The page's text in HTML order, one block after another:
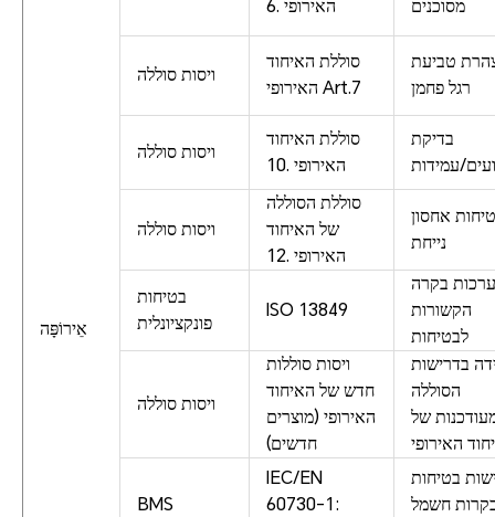
אֵירוֹפָּה
האירופי .6 מסוכנים
ויסות סוללה
סוללת האיחוד
האירופי Art.7
טביעת
רגל פחמן
ויסות סוללה
סוללת האיחוד
האירופי .10
בדיקת
עמידות
ויסות סוללה
סוללת הסוללה
של האיחוד
האירופי .12
אחסון
נייחת
בטיחות
פונקציונלית
ISO 13849
בקרה
הקשורות
לבטיחות
ויסות סוללה
ויסות סוללות
חדש של האיחוד
האירופי (מוצרים
חדשים)
בדרישות
הסוללה
של
האירופי
BMS
IEC/EN
60730-1:
בטיחות
חשמל